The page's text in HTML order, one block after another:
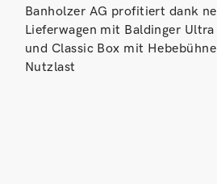
Banholzer AG profitiert dank
Lieferwagen mit Baldinger
und Classic Box mit
Nutzlast